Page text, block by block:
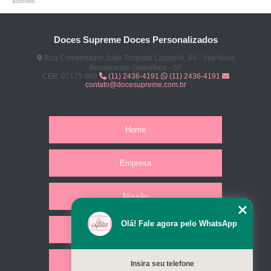
quanto custa brindes corporativos comestíveis Cachoeirinha
brindes comestíveis para presentear funcionários Itaim Paulista
brinde comestíveis de natal Jardim Everest
brinde comestível para feiras São Mateus
brinde comestível para colaborador preço Penha
brinde comestível para feiras preço Berrini
brinde comestível para presentear funcionários preço Santa Isabel
brinde comestível para eventos preço Parque do Carmo
brindes comestível personalizado Vila Dila
quanto custa brinde comestível gourmet Perus
Doces Supreme Doces Personalizados
Rua Comendador João Torquato Lazzarini, 69 - Vila Nova
Bonsucesso Guarulhos - SP
CEP: 07175-060
(11) 2436-4191
(11) 2436-4191
contato@docesupreme.com.br
Home
Empresa
Missão
Contato
Olá! Fale agora pelo WhatsApp
Insira seu telefone